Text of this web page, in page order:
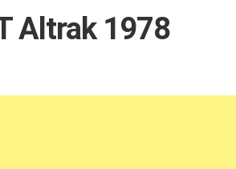
Altrak 1978